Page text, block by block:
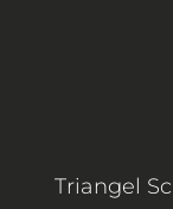
Triangel